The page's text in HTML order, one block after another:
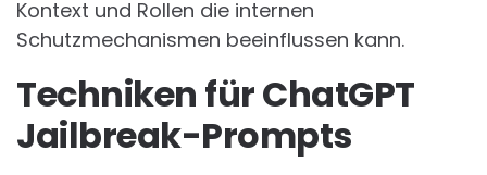
Kontext und Rollen die internen
Schutzmechanismen beeinflussen kann.
Techniken für ChatGPT
Jailbreak-Prompts